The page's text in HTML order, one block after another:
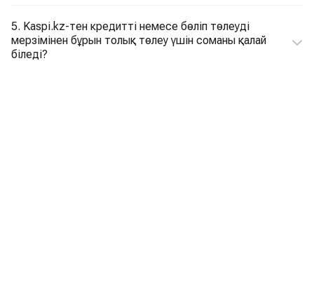
5. Kaspi.kz-тен кредитті немесе бөліп төлеуді
мерзімінен бұрын толық төлеу үшін соманы қалай
біледі?